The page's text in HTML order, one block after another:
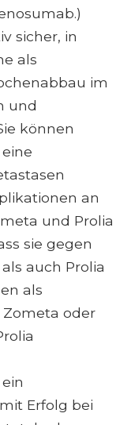
sicher, in
als
im
und
können
an
und Prolia
sie gegen
auch Prolia
als
Zometa oder
Erfolg bei